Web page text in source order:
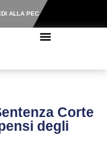
ALLA PEC
Corte
degli